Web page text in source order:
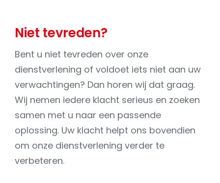
Niet tevreden?
Bent u niet tevreden over onze
dienstverlening of voldoet iets niet aan uw
verwachtingen? Dan horen wij dat graag.
Wij nemen iedere klacht serieus en zoeken
samen met u naar een passende
oplossing. Uw klacht helpt ons bovendien
om onze dienstverlening verder te
verbeteren.